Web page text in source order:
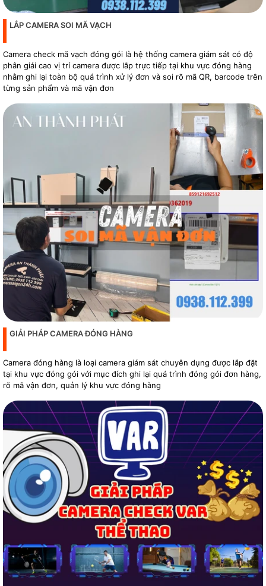
LẮP CAMERA SOI MÃ VẠCH
Camera check mã vạch đóng gói là hệ thống camera giám sát có độ
phân giải cao vị trí camera được lắp trực tiếp tại khu vực đóng hàng
nhằm ghi lại toàn bộ quá trình xử lý đơn và soi rõ mã QR, barcode trên
từng sản phẩm và mã vận đơn
GIẢI PHÁP CAMERA ĐÓNG HÀNG
Camera đóng hàng là loại camera giám sát chuyên dụng được lắp đặt
tại khu vực đóng gói với mục đích ghi lại quá trình đóng gói đơn hàng,
rõ mã vận đơn, quản lý khu vực đóng hàng